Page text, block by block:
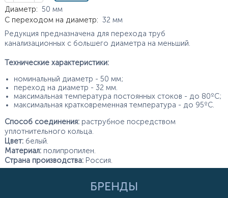
Характеристики
Диаметр: 50 мм
С переходом на диаметр: 32 мм
Редукция предназначена для перехода труб
канализационных с большего диаметра на меньший.
Технические характеристики:
номинальный диаметр - 50 мм;
переход на диаметр - 32 мм.
максимальная температура постоянных стоков - до 80ºС;
максимальная кратковременная температура - до 95ºС.
Способ соединения:раструбное посредством
уплотнительного кольца.
Цвет:белый.
Материал:полипропилен.
Страна производства:Россия.
БРЕНДЫ